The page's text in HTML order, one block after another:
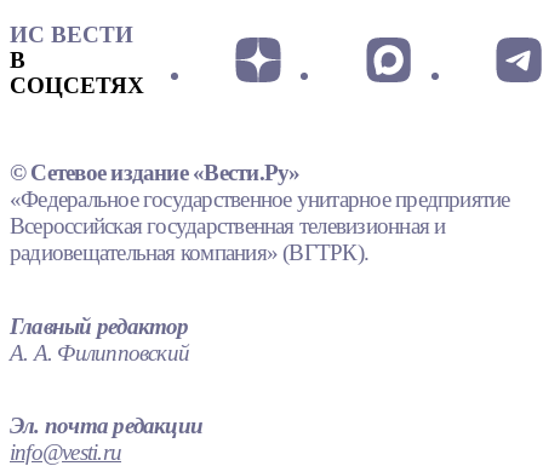
ИС ВЕСТИ
В
СОЦСЕТЯХ
© Сетевое издание «Вести.Ру»
«Федеральное государственное унитарное предприятие
Всероссийская государственная телевизионная и
радиовещательная компания» (ВГТРК).
Главный редактор
А. А. Филипповский
Эл. почта редакции
info@vesti.ru